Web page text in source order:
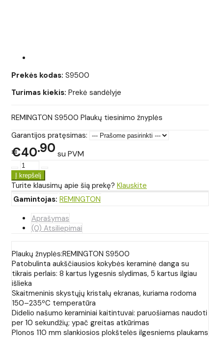
Prekės kodas: S9500
Turimas kiekis: Prekė sandėlyje
REMINGTON S9500 Plaukų tiesinimo žnyplės
Garantijos pratęsimas:
€40 90 su PVM
Turite klausimų apie šią prekę? Klauskite
Gamintojas: REMINGTON
Aprašymas
(0) Atsiliepimai
Plaukų žnyplės:REMINGTON S9500
Patobulinta aukščiausios kokybės keraminė danga su
tikrais perlais: 8 kartus lygesnis slydimas, 5 kartus ilgiau
išlieka
Skaitmeninis skystųjų kristalų ekranas, kuriama rodoma
150–235ºC temperatūra
Didelio našumo keraminiai kaitintuvai: paruošiamas naudoti
per 10 sekundžių; ypač greitas atkūrimas
Plonos 110 mm slankiosios plokštelės ilgesniems plaukams